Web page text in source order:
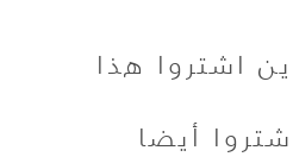
اشتروا هذا
أيضا